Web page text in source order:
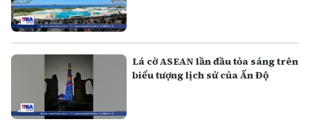
Lá cờ ASEAN lần đầu tỏa sáng trên
biểu tượng lịch sử của Ấn Độ